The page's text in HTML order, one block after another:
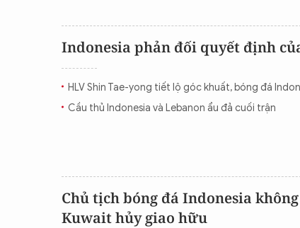
Indonesia phản đối quyết định
HLV Shin Tae-yong tiết lộ góc khuất, bóng đá
Cầu thủ Indonesia và Lebanon ẩu đả cuối trận
Chủ tịch bóng đá Indonesia
Kuwait hủy giao hữu